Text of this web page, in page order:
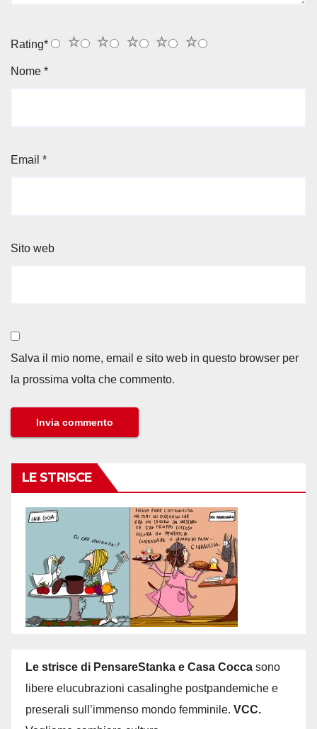
Rating* 5
4
3
2
1
Nome *
Email *
Sito web
Salva il mio nome, email e sito web in questo browser per
la prossima volta che commento.
LE STRISCE
Le strisce di PensareStanka e Casa Cocca sono
libere elucubrazioni casalinghe postpandemiche e
preserali sull’immenso mondo femminile. VCC.